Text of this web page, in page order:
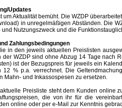
Updates
Aktualität bemüht. Die WZDP
in unregelmäßigen Abständen. Die
und Nutzungszweck und die
Zahlungsbedingungen
den jeweils aktuellen Preislisten
der WZDP sind ohne Abzug 14 Tage nach
ist der Bezugspreis für jeweils ein
12 % p.a. verrechnet. Die
Mahn- und Inkassospesen zu ersetzen.
Preisliste steht dem Kunden online zur
die von ihr für die
online oder per e-Mail zur Kenntnis